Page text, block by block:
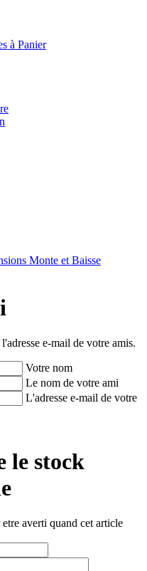
à Panier
Monte et Baisse
e-mail de votre amis.
Votre nom
Le nom de votre ami
L'adresse e-mail de votre
le stock
averti quand cet article